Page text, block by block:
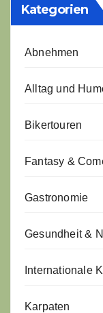
Kategorien
Abnehmen
Alltag und
Bikertouren
Fantasy &
Gastronomie
Gesundheit &
Internationale
Karpaten